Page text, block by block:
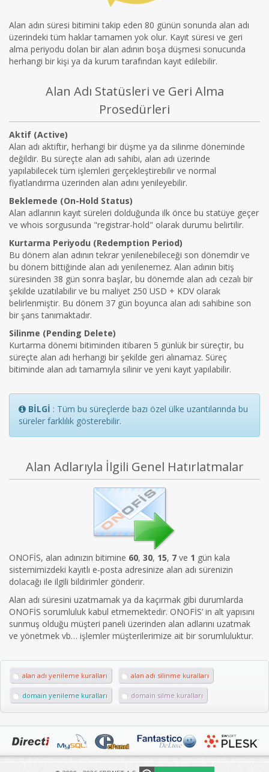
Alan adın süresi bitimini takip eden 80 günün sonunda alan adı
üzerindeki tüm haklar tamamen yok olur. Kayıt süresi ve geri
alma periyodu dolan bir alan adının boşa düşmesi sonucunda
herhangi bir kişi ya da kurum tarafından kayıt edilebilir.
Alan Adı Statüsleri ve Geri Alma
Prosedürleri
Aktif (Active)
Alan adı aktiftir, herhangi bir düşme ya da silinme döneminde
değildir. Bu süreçte alan adı sahibi, alan adı üzerinde
yapılabilecek tüm işlemleri gerçekleştirebilir ve normal
fiyatlandırma üzerinden alan adını yenileyebilir.
Beklemede (On-Hold Status)
Alan adlarının kayıt süreleri dolduğunda ilk önce bu statüye geçer
ve whois sorgusunda "registrar-hold" olarak durumu belirtilir.
Kurtarma Periyodu (Redemption Period)
Bu dönem alan adının tekrar yenilenebileceği son dönemdir ve
bu dönem bittiğinde alan adı yenilenemez. Alan adının bitiş
süresinden 38 gün sonra başlar, bu dönemde alan adı cezalı bir
şekilde uzatılabilir ve bu maliyet 250 USD + KDV olarak
belirlenmiştir. Bu dönem 37 gün boyunca alan adı sahibine son
bir şans tanımaktadır.
Silinme (Pending Delete)
Kurtarma dönemi bitiminden itibaren 5 günlük bir süreçtir, bu
süreçte alan adı herhangi bir şekilde geri alınamaz. Süreç
bitiminde alan adı tamamıyla silinir ve yeni kayıt yapılabilir.
BİLGİ : Tüm bu süreçlerde bazı özel ülke uzantılarında bu
süreler farklılık gösterebilir.
Alan Adlarıyla İlgili Genel Hatırlatmalar
ONOFİS, alan adınızın bitimine 60, 30, 15, 7 ve 1 gün kala
sistemimizdeki kayıtlı e-posta adresinize alan adı sürenizin
dolacağı ile ilgili bildirimler gönderir.
Alan adı süresini uzatmamak ya da kaçırmak gibi durumlarda
ONOFİS sorumluluk kabul etmemektedir. ONOFİS’ in alt yapısını
sunmuş olduğu müşteri paneli üzerinden alan adlarını uzatmak
ve yönetmek vb… işlemler müşterilerimize ait bir sorumluluktur.
alan adı yenileme kuralları alan adı silinme kuralları
domain yenileme kuralları domain silme kuralları